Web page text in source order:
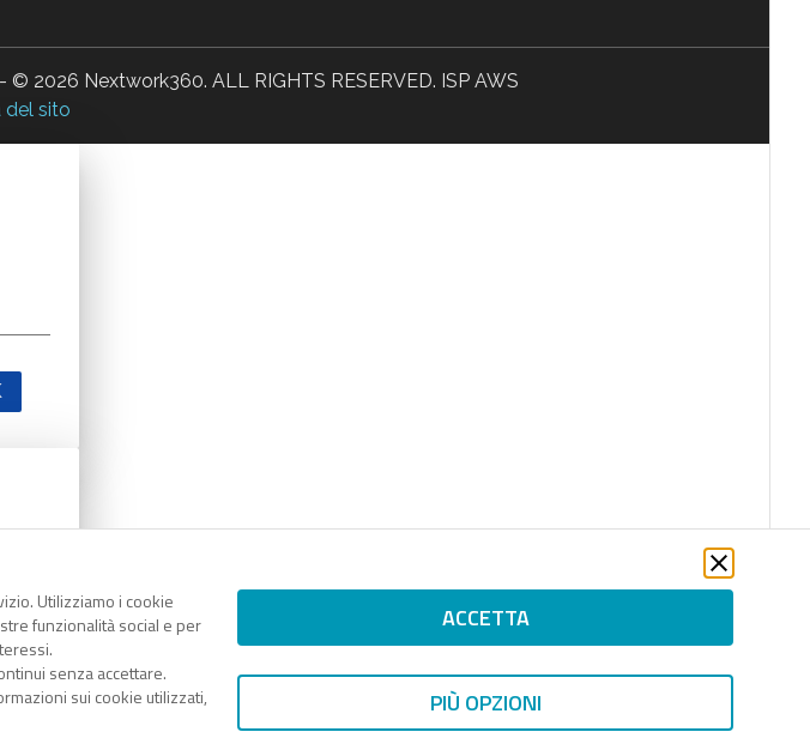
Utilizziamo i cookie
funzionalità social e per
senza accettare.
sui cookie utilizzati,
ACCETTA
PIÙ OPZIONI
2026 Nextwork360. ALL RIGHTS RESERVED. ISP AWS
del sito